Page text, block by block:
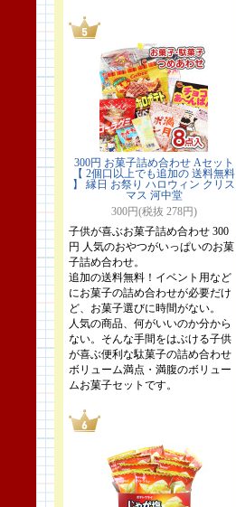
300円 お菓子詰め合わせ Aセット
【 2個口以上でも追加の 送料無料
】 縁日 お祭り ハロウィン クリス
マス 河中堂
300円(税抜 278円)
子供が喜ぶお菓子詰め合わせ 300
円 人気のおやつがいっぱいのお菓
子詰め合わせ。
追加の送料無料！イベント用など
にお菓子の詰め合わせが必要だけ
ど、お菓子選びに時間がない。
人気の商品、何がいいのか分から
ない。そんな手間をはぶける子供
が喜ぶ便利な駄菓子の詰め合わせ
ボリューム満点・満腹のボリュー
ムお菓子セットです。